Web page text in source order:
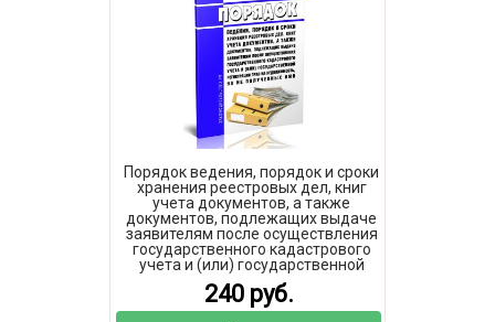
Порядок ведения, порядок и сроки
хранения реестровых дел, книг
учета документов, а также
документов, подлежащих выдаче
заявителям после осуществления
государственного кадастрового
учета и (или) государственной
регистрации прав на
недвижимость, но не полученных
ими 2026 год. Последняя редакция
240 руб.